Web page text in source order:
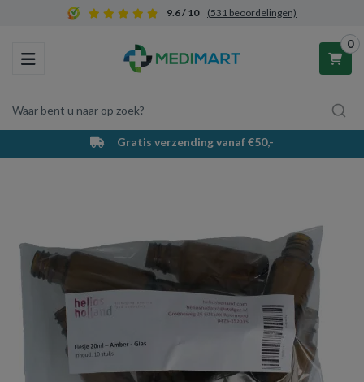
9.6 / 10 (531 beoordelingen)
Toggle navigation
Waar bent u naar op zoek?
0
Winkelwagen
Vul hem met producten.
Gratis verzending vanaf €50,-